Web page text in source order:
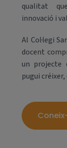
qualitat
innovació i
Al Col·legi
docent
un projecte
pugui